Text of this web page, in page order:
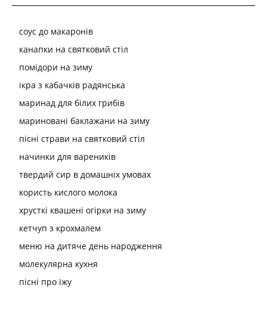
соус до макаронів
канапки на святковий стіл
помідори на зиму
ікра з кабачків радянська
маринад для білих грибів
мариновані баклажани на зиму
пісні страви на святковий стіл
начинки для вареників
твердий сир в домашніх умовах
користь кислого молока
хрусткі квашені огірки на зиму
кетчуп з крохмалем
меню на дитяче день народження
молекулярна кухня
пісні про їжу